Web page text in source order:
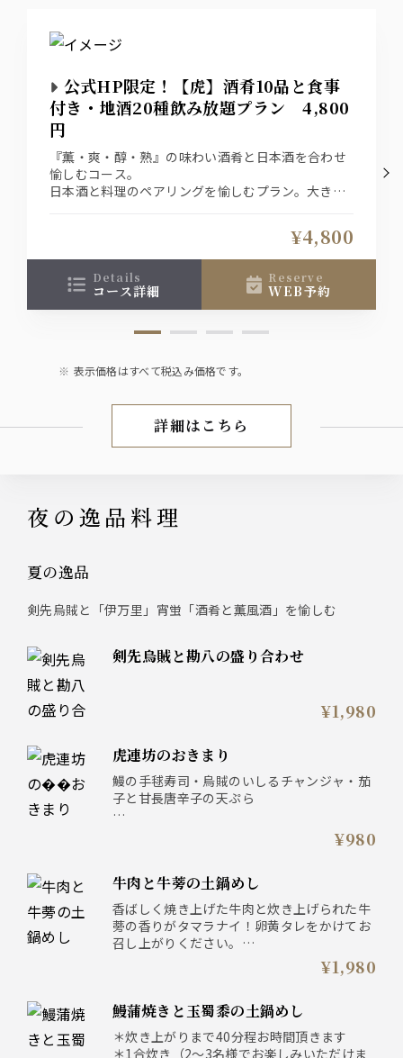
公式HP限定！【虎】酒肴10品と食事
付き・地酒20種飲み放題プラン 4,800
円
『薫・爽・醇・熟』の味わい酒肴と日本酒を合わせ
愉しむコース。
日本酒と料理のペアリングを愉しむプラン。大きく4
¥4,800
details
コース詳細
reserve
WEB予約
表示価格はすべて税込み価格です。
宴会コース
詳細はこちら
夜の逸品料理
夏の逸品
剣先烏賊と「伊万里」宵蛍「酒肴と薫風酒」を愉しむ
剣先烏賊と勘八の盛り合わせ
¥1,980
虎連坊のおきまり
鰻の手毬寿司・烏賊のいしるチャンジャ・茄
子と甘長唐辛子の天ぷら
¥980
牛肉と牛蒡の土鍋めし
香ばしく焼き上げた牛肉と炊き上げられた牛
蒡の香りがタマラナイ！卵黄タレをかけてお
召し上がりください。
＊炊き上がりまで40分程お時間頂きます
＊1合炊き（2～3名様でお楽しみいただけま
¥1,980
鰻蒲焼きと玉蜀黍の土鍋めし
＊炊き上がりまで40分程お時間頂きます
＊1合炊き（2～3名様でお楽しみいただけま